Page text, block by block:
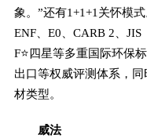
象。”还有1+1+1关怀模
ENF、E0、CARB 2、JIS
F⭐四星等多重国际环保
出口等权威评测体系，
材类型。
威法